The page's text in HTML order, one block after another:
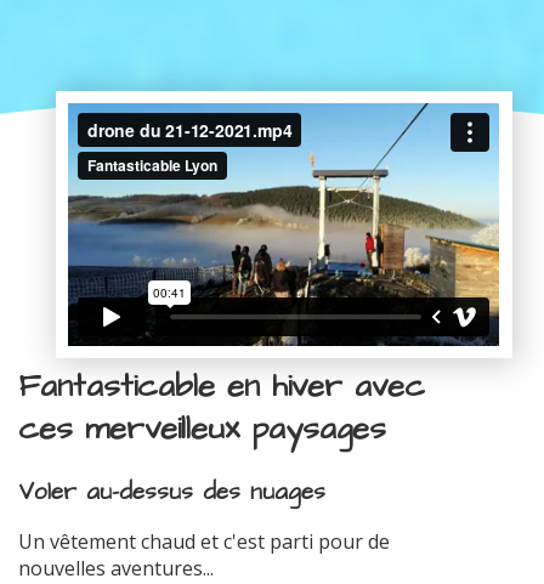
Fantasticable en hiver avec
ces merveilleux paysages
Voler au-dessus des nuages
Un vêtement chaud et c'est parti pour de
nouvelles aventures...